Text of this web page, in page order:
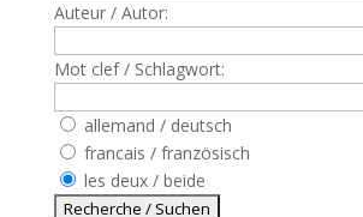
Auteur / Autor:
Mot clef / Schlagwort:
allemand / deutsch
francais / französisch
les deux / beide